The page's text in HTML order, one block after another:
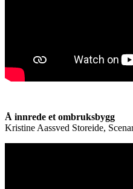
Å innrede et ombruksbygg
Kristine Aassved Storeide,